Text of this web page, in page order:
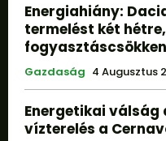
Energiahiány:
termelést két
Gazdaság 4 Augusztus
Energetikai válság
vízterelés a